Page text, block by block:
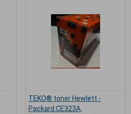
TEKO® toner Hewlett -
Packard CE323A,